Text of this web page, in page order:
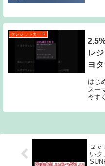
真実
クレジットカード
レ
ヨ
はじ
スー
今す
こと
２
い